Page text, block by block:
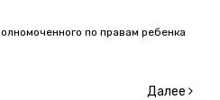
по правам ребенка
Далее